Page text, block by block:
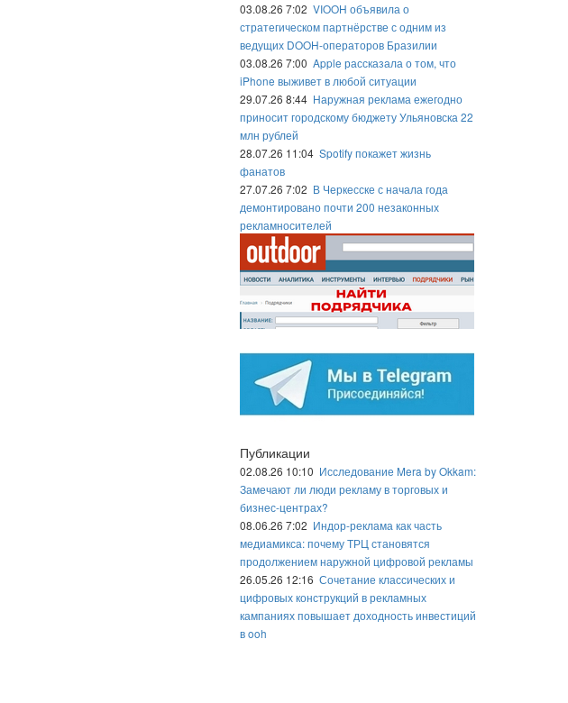
03.08.26 7:02 VIOOH объявила о
стратегическом партнёрстве с одним из
ведущих DOOH-операторов Бразилии
03.08.26 7:00 Apple рассказала о том, что
iPhone выживет в любой ситуации
29.07.26 8:44 Наружная реклама ежегодно
приносит городскому бюджету Ульяновска 22
млн рублей
28.07.26 11:04 Spotify покажет жизнь
фанатов
27.07.26 7:02 В Черкесске с начала года
демонтировано почти 200 незаконных
рекламносителей
Публикации
02.08.26 10:10 Исследование Mera by Okkam:
Замечают ли люди рекламу в торговых и
бизнес-центрах?
08.06.26 7:02 Индор-реклама как часть
медиамикса: почему ТРЦ становятся
продолжением наружной цифровой рекламы
26.05.26 12:16 Сочетание классических и
цифровых конструкций в рекламных
кампаниях повышает доходность инвестиций
в ooh